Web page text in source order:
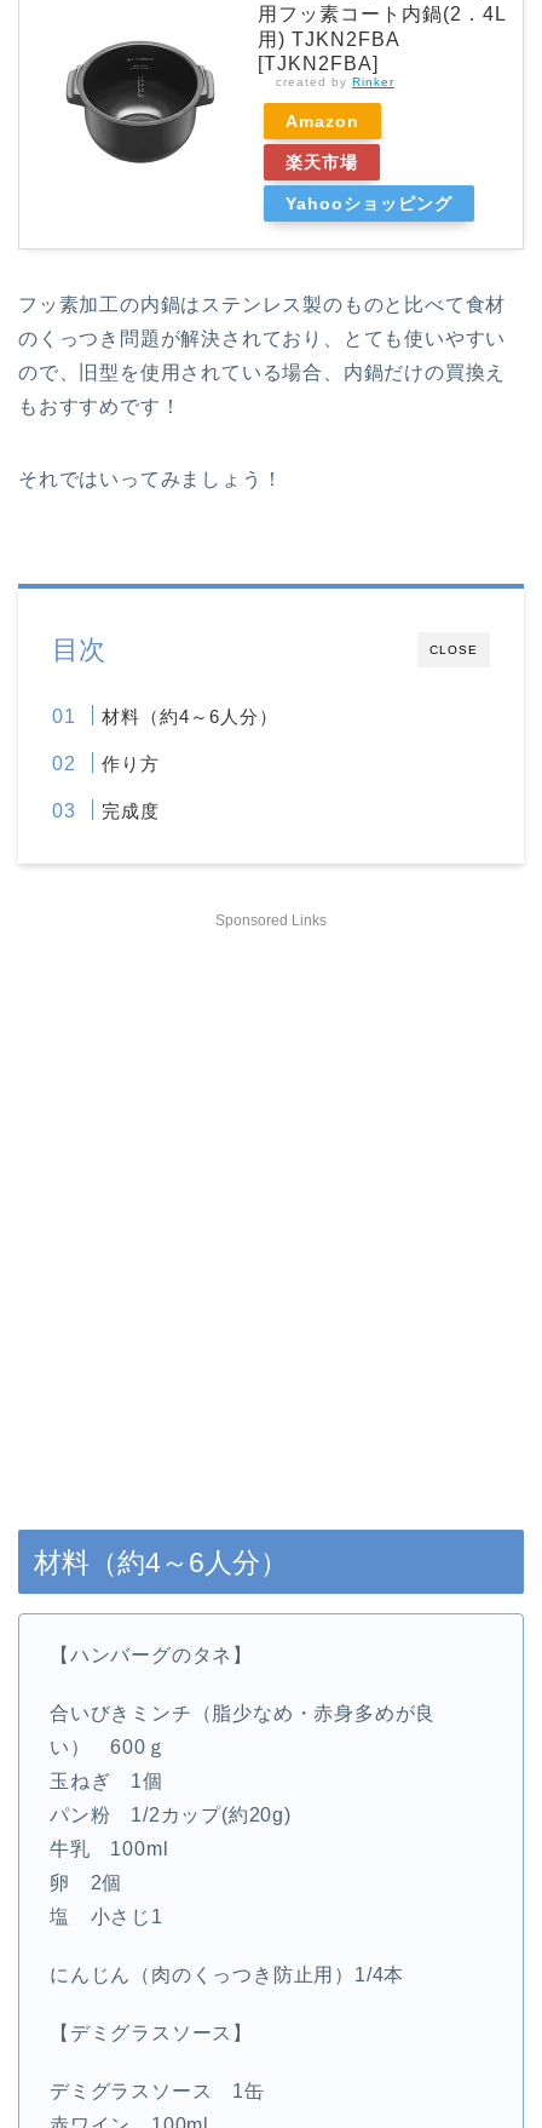
用フッ素コート内鍋(2．4L
用) TJKN2FBA
[TJKN2FBA]
created by Rinker
Amazon
楽天市場
Yahooショッピング
フッ素加工の内鍋はステンレス製のものと比べて食材
のくっつき問題が解決されており、とても使いやすい
ので、旧型を使用されている場合、内鍋だけの買換え
もおすすめです！
それではいってみましょう！
CLOSE
目次
材料（約4～6人分）
作り方
完成度
Sponsored Links
材料（約4～6人分）
【ハンバーグのタネ】
合いびきミンチ（脂少なめ・赤身多めが良
い） 600ｇ
玉ねぎ 1個
パン粉 1/2カップ(約20g)
牛乳 100ml
卵 2個
塩 小さじ1
にんじん（肉のくっつき防止用）1/4本
【デミグラスソース】
デミグラスソース 1缶